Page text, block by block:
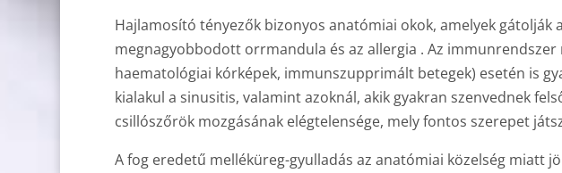
Hajlamosító tényezők bizonyos anatómiai okok, amelyek
megnagyobbodott orrmandula és az allergia . Az
haematológiai kórképek, immunszupprimált betegek) esetén is
kialakul a sinusitis, valamint azoknál, akik gyakran szenvednek
csillószőrök mozgásának elégtelensége, mely fontos szerepet
A fog eredetű melléküreg-gyulladás az anatómiai közelség miatt